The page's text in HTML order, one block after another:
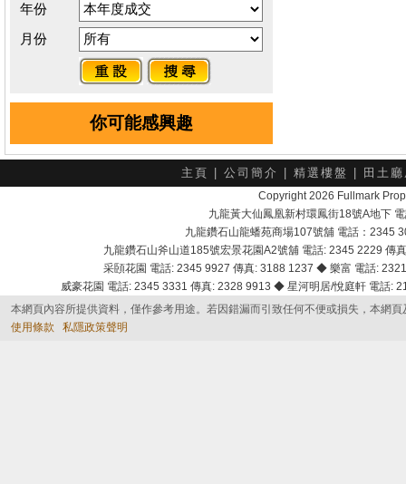
年份
月份
你可能感興趣
主頁 公司簡介 精選樓盤 田土
Copyright 2026 Fullmark
九龍黃大仙鳳凰新村環鳳街18號A地下
九龍鑽石山龍蟠苑商場107號舖 電話：2345
九龍鑽石山斧山道185號宏景花園A2號舖 電話: 2345 2229
采頣花園 電話: 2345 9927 傳真: 3188 1237 ◆ 樂富 電話:
威豪花園 電話: 2345 3331 傳真: 2328 9913 ◆ 星河明居/悅庭軒 電話
本網頁內容所提供資料，僅作參考用途。若因錯漏而引致任何不便或損失，本網
使用條款
私隱政策聲明